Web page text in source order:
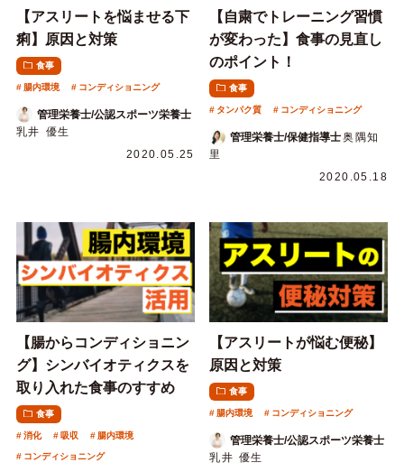
【アスリートを悩ませる下
痢】原因と対策
食事
腸内環境 コンディショニング
管理栄養士/公認スポーツ栄養士
乳井 優生
2020.05.25
【自粛でトレーニング習慣
が変わった】食事の見直し
のポイント！
食事
タンパク質 コンディショニング
管理栄養士/保健指導士奥隅知
里
2020.05.18
【腸からコンディショニン
グ】シンバイオティクスを
取り入れた食事のすすめ
食事
消化 吸収 腸内環境
コンディショニング
【アスリートが悩む便秘】
原因と対策
食事
腸内環境 コンディショニング
管理栄養士/公認スポーツ栄養士
乳井 優生